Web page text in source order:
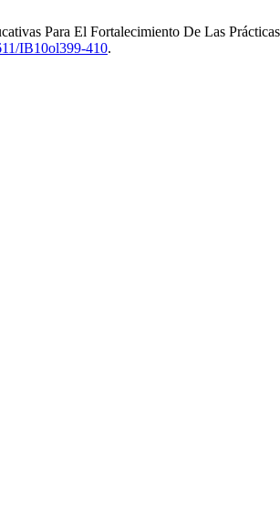
Para El Fortalecimiento De Las
IB10ol399-410.